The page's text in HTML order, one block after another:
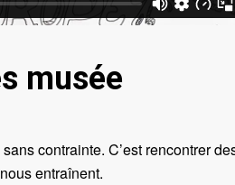
musée
contrainte. C’est rencontrer
entraînent.